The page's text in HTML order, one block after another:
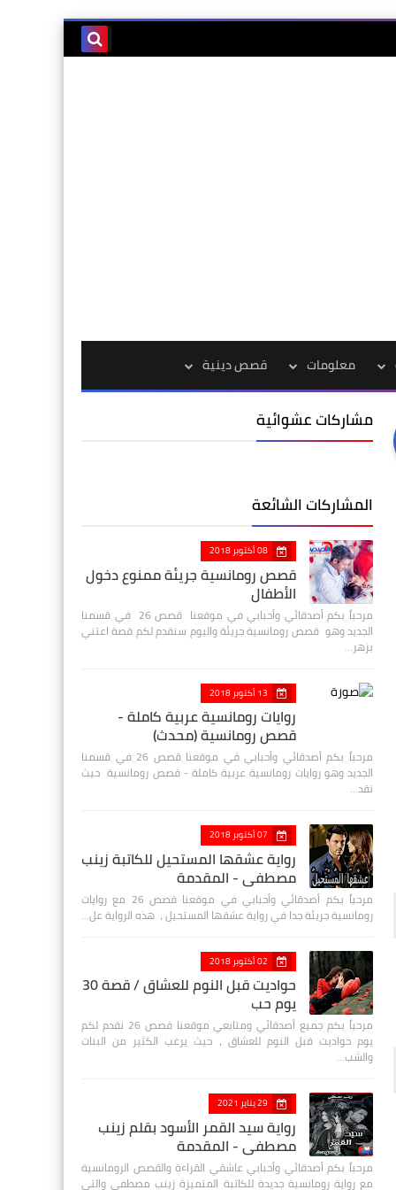
معلومات قصص دينية
مشاركات عشوائية
المشاركات الشائعة
08 أكتوبر 2018
قصص رومانسية جريئة ممنوع دخول
الأطفال
مرحباً بكم أصدقائي وأحبابي في موقعنا قصص 26 في قسمنا
الجديد وهو قصص رومانسية جريئة واليوم سنقدم لكم قصة اعتني
بزهر…
13 أكتوبر 2018
روايات رومانسية عربية كاملة -
قصص رومانسية (محدث)
مرحباً بكم أصدقائي وأحبابي في موقعنا قصص 26 في قسمنا
الجديد وهو روايات رومانسية عربية كاملة - قصص رومانسية حيث
نقد…
07 أكتوبر 2018
رواية عشقها المستحيل للكاتبة زينب
مصطفي - المقدمة
مرحباً بكم أصدقائي وأحبابي في موقعنا قصص 26 مع روايات
رومانسية جريئة جدا في رواية عشقها المستحيل ، هذه الرواية عل…
02 أكتوبر 2018
حواديت قبل النوم للعشاق / قصة 30
يوم حب
مرحباً بكم جميع أصدقائي ومتابعي موقعنا قصص 26 نقدم لكم
يوم حواديت قبل النوم للعشاق ، حيث يرغب الكثير من البنات
والشب…
29 يناير 2021
رواية سيد القمر الأسود بقلم زينب
مصطفي - المقدمة
مرحباً بكم أصدقائي وأحبابي عاشقي القراءة والقصص الرومانسية
مع رواية رومانسية جديدة للكاتبة المتميزة زينب مصطفى والتي